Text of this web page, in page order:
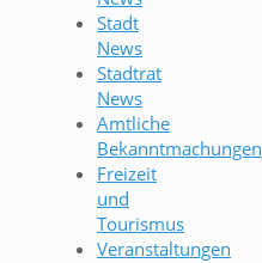
Stadt
News
Stadtrat
News
Amtliche
Bekanntmachungen
Freizeit
und
Tourismus
Veranstaltungen